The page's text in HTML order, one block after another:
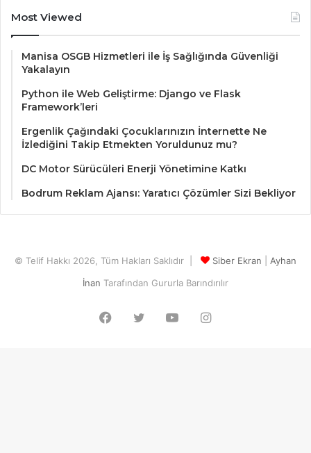
Most Viewed
Manisa OSGB Hizmetleri ile İş Sağlığında Güvenliği
Yakalayın
Python ile Web Geliştirme: Django ve Flask
Framework’leri
Ergenlik Çağındaki Çocuklarınızın İnternette Ne
İzlediğini Takip Etmekten Yoruldunuz mu?
DC Motor Sürücüleri Enerji Yönetimine Katkı
Bodrum Reklam Ajansı: Yaratıcı Çözümler Sizi Bekliyor
© Telif Hakkı 2026, Tüm Hakları Saklıdır | Siber Ekran
Ayhan
İnan Tarafından Gururla Barındırılır
Facebook
Twitter YouTubeInstagram